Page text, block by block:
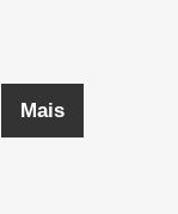
Mais